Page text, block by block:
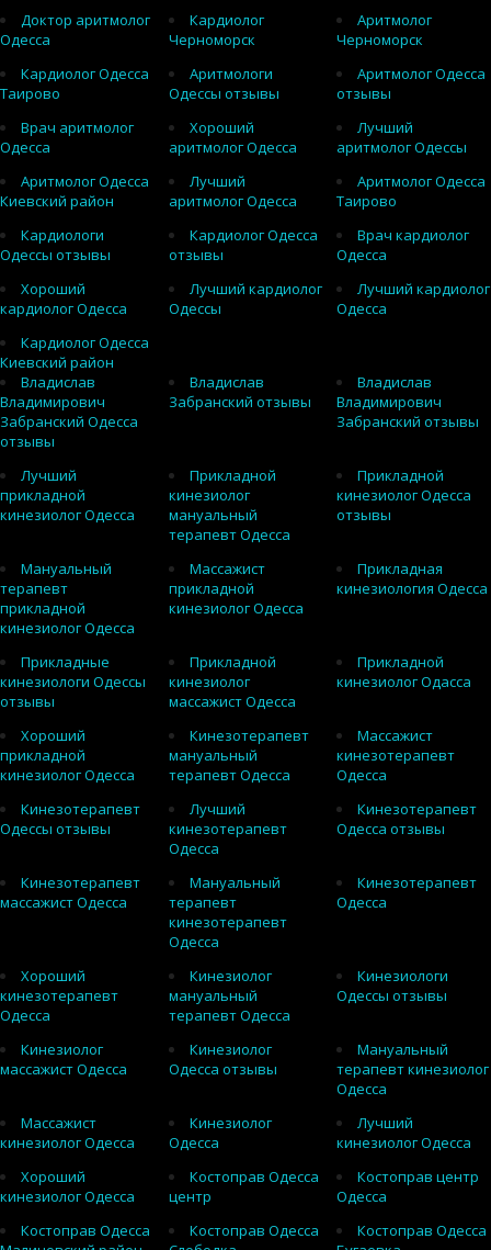
Доктор аритмолог
Одесса
Кардиолог
Черноморск
Аритмолог
Черноморск
Кардиолог Одесса
Таирово
Аритмологи
Одессы отзывы
Аритмолог Одесса
отзывы
Врач аритмолог
Одесса
Хороший
аритмолог Одесса
Лучший
аритмолог Одессы
Аритмолог Одесса
Киевский район
Лучший
аритмолог Одесса
Аритмолог Одесса
Таирово
Кардиологи
Одессы отзывы
Кардиолог Одесса
отзывы
Врач кардиолог
Одесса
Хороший
кардиолог Одесса
Лучший кардиолог
Одессы
Лучший кардиолог
Одесса
Кардиолог Одесса
Киевский район
Владислав
Владимирович
Забранский Одесса
отзывы
Владислав
Забранский отзывы
Владислав
Владимирович
Забранский отзывы
Лучший
прикладной
кинезиолог Одесса
Прикладной
кинезиолог
мануальный
терапевт Одесса
Прикладной
кинезиолог Одесса
отзывы
Мануальный
терапевт
прикладной
кинезиолог Одесса
Массажист
прикладной
кинезиолог Одесса
Прикладная
кинезиология Одесса
Прикладные
кинезиологи Одессы
отзывы
Прикладной
кинезиолог
массажист Одесса
Прикладной
кинезиолог Одасса
Хороший
прикладной
кинезиолог Одесса
Кинезотерапевт
мануальный
терапевт Одесса
Массажист
кинезотерапевт
Одесса
Кинезотерапевт
Одессы отзывы
Лучший
кинезотерапевт
Одесса
Кинезотерапевт
Одесса отзывы
Кинезотерапевт
массажист Одесса
Мануальный
терапевт
кинезотерапевт
Одесса
Кинезотерапевт
Одесса
Хороший
кинезотерапевт
Одесса
Кинезиолог
мануальный
терапевт Одесса
Кинезиологи
Одессы отзывы
Кинезиолог
массажист Одесса
Кинезиолог
Одесса отзывы
Мануальный
терапевт кинезиолог
Одесса
Массажист
кинезиолог Одесса
Кинезиолог
Одесса
Лучший
кинезиолог Одесса
Хороший
кинезиолог Одесса
Костоправ Одесса
центр
Костоправ центр
Одесса
Костоправ Одесса
Костоправ Одесса
Костоправ Одесса